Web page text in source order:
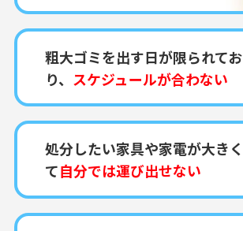
粗大ゴミを出す日が限られてお
り、 スケジュールが合わない
処分したい家具や家電が大きく
て自分では運び出せない